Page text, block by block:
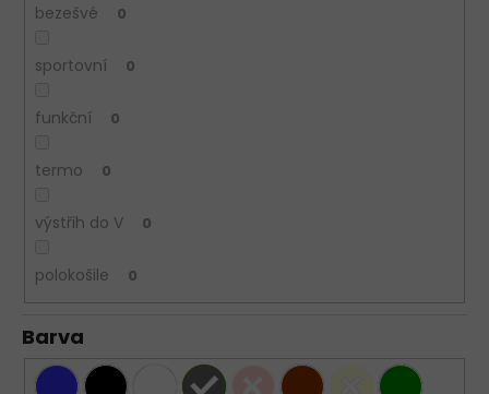
bezešvé 0
sportovní 0
funkční 0
termo 0
výstřih do V 0
polokošile 0
Barva